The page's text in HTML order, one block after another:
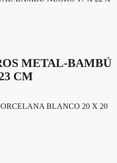
METAL-BAMBÚ
CM